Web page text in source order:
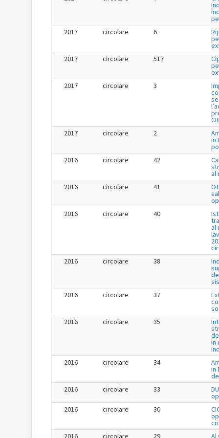
2017
circolare 6
2017
circolare 517
2017
circolare 3
2017
circolare 2
in
2016
circolare 42
al
2016
circolare 41
2016
circolare 40
al
2016
circolare 38
2016
circolare 37
2016
circolare 35
in
2016
circolare 34
in
2016
circolare 33
2016
circolare 30
2016
circolare 29 Al